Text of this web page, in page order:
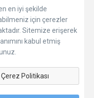
en iyi şekilde
için çerezler
Sitemize erişerek
kabul etmiş
Çerez Politikası